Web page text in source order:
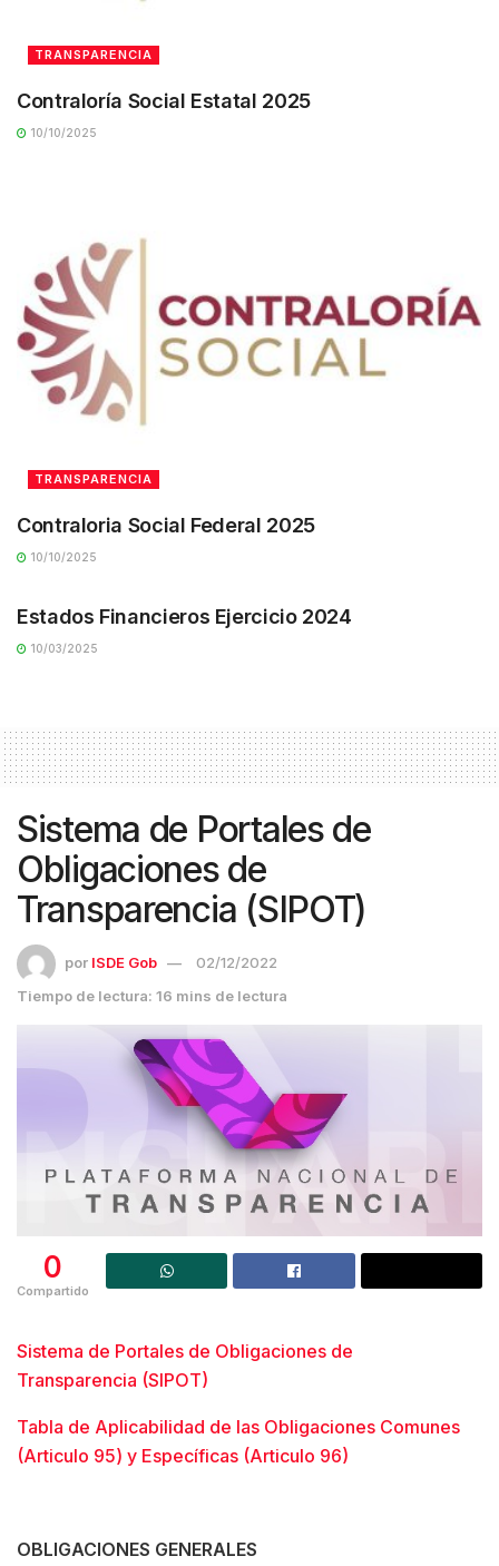
TRANSPARENCIA
Contraloría Social Estatal 2025
10/10/2025
TRANSPARENCIA
Contraloria Social Federal 2025
10/10/2025
Estados Financieros Ejercicio 2024
10/03/2025
Sistema de Portales de
Obligaciones de
Transparencia (SIPOT)
por ISDE Gob
02/12/2022
Tiempo de lectura: 16 mins de lectura
0
Compartido
Sistema de Portales de Obligaciones de
Transparencia (SIPOT)
Tabla de Aplicabilidad de las Obligaciones Comunes
(Articulo 95) y Específicas (Articulo 96)
OBLIGACIONES GENERALES